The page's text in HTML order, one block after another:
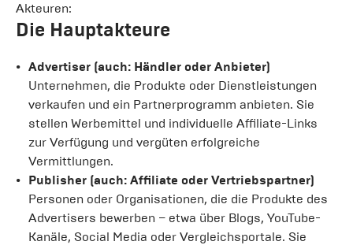
Akteuren:
Die Hauptakteure
Advertiser (auch: Händler oder Anbieter)
Unternehmen, die Produkte oder Dienstleistungen
verkaufen und ein Partnerprogramm anbieten. Sie
stellen Werbemittel und individuelle Affiliate-Links
zur Verfügung und vergüten erfolgreiche
Vermittlungen.
Publisher (auch: Affiliate oder Vertriebspartner)
Personen oder Organisationen, die die Produkte des
Advertisers bewerben – etwa über Blogs, YouTube-
Kanäle, Social Media oder Vergleichsportale. Sie